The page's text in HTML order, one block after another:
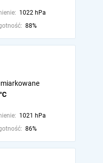
1022 hPa
88%
1021 hPa
86%